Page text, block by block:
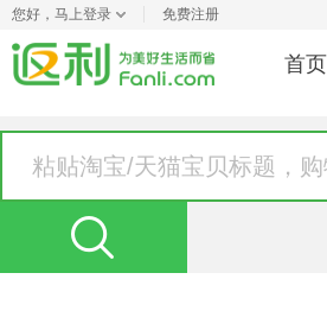
您好， 马上登录 免费注册
首页